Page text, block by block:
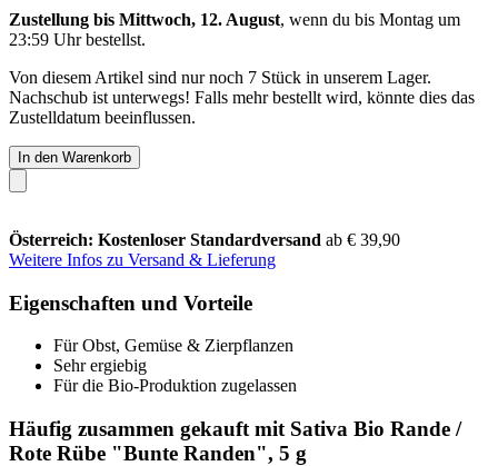
Zustellung bis Mittwoch, 12. August, wenn du bis Montag um
23:59 Uhrbestellst.
Von diesem Artikel sind nur noch 7 Stück in unserem Lager.
Nachschub ist unterwegs! Falls mehr bestellt wird, könnte dies das
Zustelldatum beeinflussen.
In den Warenkorb
Österreich: Kostenloser Standardversand ab € 39,90
Weitere Infos zu Versand & Lieferung
Eigenschaften und Vorteile
Für Obst, Gemüse & Zierpflanzen
Sehr ergiebig
Für die Bio-Produktion zugelassen
Häufig zusammen gekauft mit Sativa Bio Rande /
Rote Rübe "Bunte Randen", 5 g